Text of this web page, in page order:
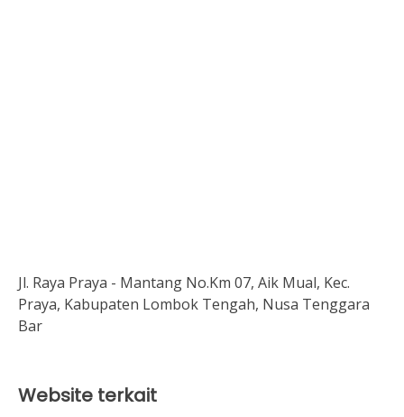
Jl. Raya Praya - Mantang No.Km 07, Aik Mual, Kec.
Praya, Kabupaten Lombok Tengah, Nusa Tenggara
Bar
Website terkait